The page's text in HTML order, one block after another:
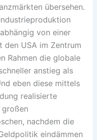
übersehen.
von einer
USA im Zentrum
Rahmen die globale
anstieg als
eben diese mittels
realisierte
nachdem die
eindämmen